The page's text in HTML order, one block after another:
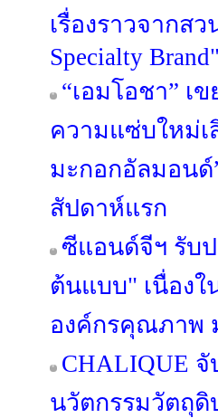
เรื่องราวจากส
Specialty Brand"
“เอมโอชา” เ
ความแซ่บใหม่
มะกอกอัลมอนด์
สัปดาห์แรก
ซีแอนด์จีฯ รับ
ต้นแบบ" เนื่องใ
องค์กรคุณภาพ
CHALIQUE
นวัตกรรมวัตถุดิ